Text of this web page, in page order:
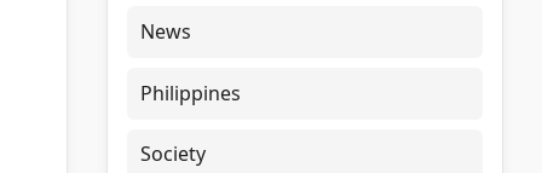
News
Philippines
Society